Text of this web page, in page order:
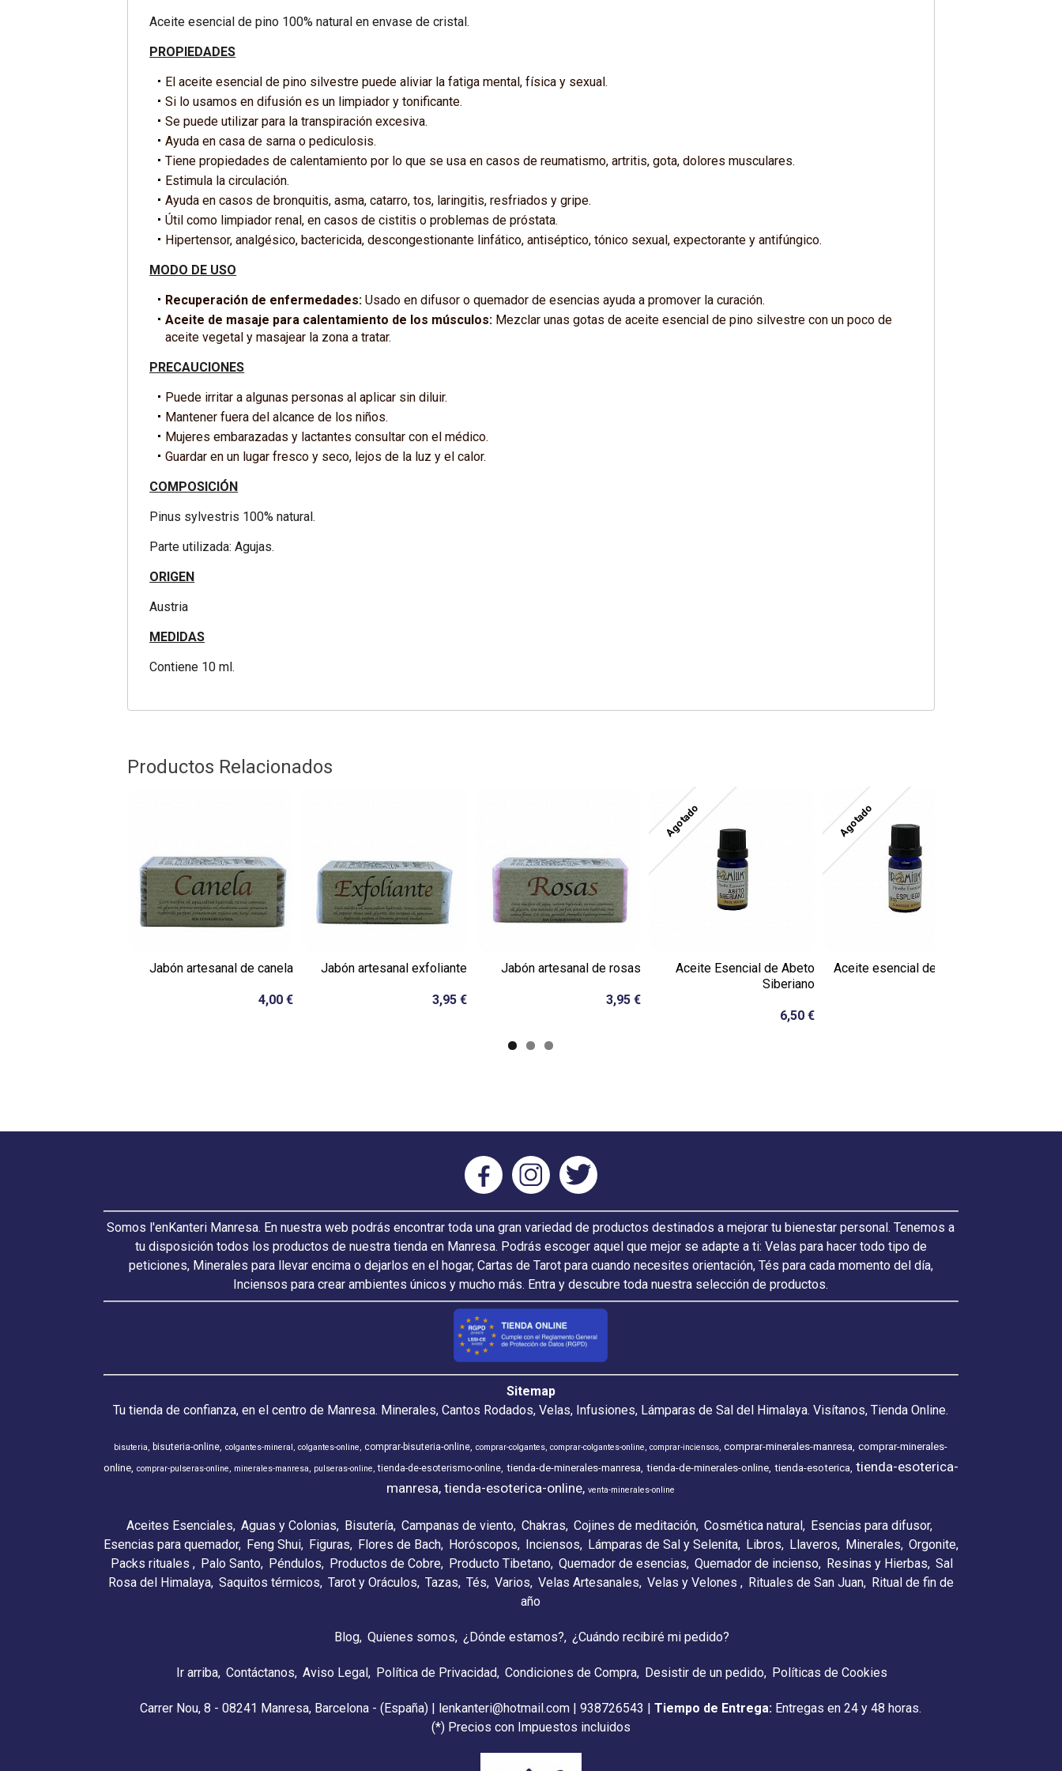
Aceite esencial de pino 100% natural en envase de cristal.
PROPIEDADES
El aceite esencial de pino silvestre puede aliviar la fatiga mental, física y sexual.
Si lo usamos en difusión es un limpiador y tonificante.
Se puede utilizar para la transpiración excesiva.
Ayuda en casa de sarna o pediculosis.
Tiene propiedades de calentamiento por lo que se usa en casos de reumatismo, artritis, gota, dolores musculares.
Estimula la circulación.
Ayuda en casos de bronquitis, asma, catarro, tos, laringitis, resfriados y gripe.
Útil como limpiador renal, en casos de cistitis o problemas de próstata.
Hipertensor, analgésico, bactericida, descongestionante linfático, antiséptico, tónico sexual, expectorante y antifúngico.
MODO DE USO
Recuperación de enfermedades: Usado en difusor o quemador de esencias ayuda a promover la curación.
Aceite de masaje para calentamiento de los músculos: Mezclar unas gotas de aceite esencial de pino silvestre con un poco de
aceite vegetal y masajear la zona a tratar.
PRECAUCIONES
Puede irritar a algunas personas al aplicar sin diluir.
Mantener fuera del alcance de los niños.
Mujeres embarazadas y lactantes consultar con el médico.
Guardar en un lugar fresco y seco, lejos de la luz y el calor.
COMPOSICIÓN
Pinus sylvestris 100% natural.
Parte utilizada: Agujas.
ORIGEN
Austria
MEDIDAS
Contiene 10 ml.
Productos Relacionados
Jabón artesanal de canela
4,00 €
Jabón artesanal exfoliante
3,95 €
Jabón artesanal de rosas
3,95 €
Agotado
Aceite Esencial de Abeto
Siberiano
6,50 €
Agotado
Aceite esencial de espliego
Somos l'enKanteri Manresa. En nuestra web podrás encontrar toda una gran variedad de productos destinados a mejorar tu bienestar personal. Tenemos a
tu disposición todos los productos de nuestra tienda en Manresa. Podrás escoger aquel que mejor se adapte a ti: Velas para hacer todo tipo de
peticiones, Minerales para llevar encima o dejarlos en el hogar, Cartas de Tarot para cuando necesites orientación, Tés para cada momento del día,
Inciensos para crear ambientes únicos y mucho más. Entra y descubre toda nuestra selección de productos.
Sitemap
Tu tienda de confianza, en el centro de Manresa. Minerales, Cantos Rodados, Velas, Infusiones, Lámparas de Sal del Himalaya. Visítanos, Tienda Online.
bisuteria bisuteria-online colgantes-mineral colgantes-online comprar-bisuteria-online comprar-colgantes comprar-colgantes-online comprar-inciensos comprar-minerales-manresa comprar-minerales-
online comprar-pulseras-online minerales-manresa pulseras-online tienda-de-esoterismo-online tienda-de-minerales-manresa tienda-de-minerales-online tienda-esoterica tienda-esoterica-
manresa tienda-esoterica-online venta-minerales-online
Aceites Esenciales Aguas y Colonias Bisutería Campanas de viento Chakras Cojines de meditación Cosmética natural Esencias para difusor
Esencias para quemador Feng Shui Figuras Flores de Bach Horóscopos Inciensos Lámparas de Sal y Selenita Libros Llaveros Minerales Orgonite
Packs rituales Palo Santo Péndulos Productos de Cobre Producto Tibetano Quemador de esencias Quemador de incienso Resinas y Hierbas Sal
Rosa del Himalaya Saquitos térmicos Tarot y Oráculos Tazas Tés Varios Velas Artesanales Velas y Velones Rituales de San Juan Ritual de fin de
año
Blog Quienes somos ¿Dónde estamos? ¿Cuándo recibiré mi pedido?
Ir arriba Contáctanos Aviso Legal Política de Privacidad Condiciones de Compra Desistir de un pedido Políticas de Cookies
Carrer Nou, 8 - 08241 Manresa, Barcelona - (España) | lenkanteri@hotmail.com |938726543 |Tiempo de Entrega: Entregas en 24 y 48 horas.
(*) Precios con Impuestos incluidos